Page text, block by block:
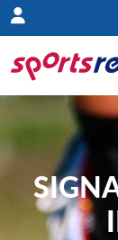
Panneau de